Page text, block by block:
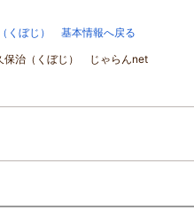
くぼじ） 基本情報へ戻る
治（くぼじ） じゃらんnet